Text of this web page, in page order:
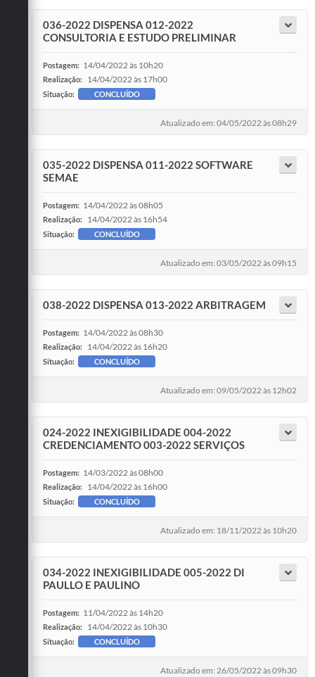
036-2022 DISPENSA 012-2022
CONSULTORIA E ESTUDO PRELIMINAR
Postagem: 14/04/2022 às 10h20
Realização: 14/04/2022 às 17h00
Situação: CONCLUÍDO
Atualizado em: 04/05/2022 às 08h29
035-2022 DISPENSA 011-2022 SOFTWARE
SEMAE
Postagem: 14/04/2022 às 08h05
Realização: 14/04/2022 às 16h54
Situação: CONCLUÍDO
Atualizado em: 03/05/2022 às 09h15
038-2022 DISPENSA 013-2022 ARBITRAGEM
Postagem: 14/04/2022 às 08h30
Realização: 14/04/2022 às 16h20
Situação: CONCLUÍDO
Atualizado em: 09/05/2022 às 12h02
024-2022 INEXIGIBILIDADE 004-2022
CREDENCIAMENTO 003-2022 SERVIÇOS
Postagem: 14/03/2022 às 08h00
Realização: 14/04/2022 às 16h00
Situação: CONCLUÍDO
Atualizado em: 18/11/2022 às 10h20
034-2022 INEXIGIBILIDADE 005-2022 DI
PAULLO E PAULINO
Postagem: 11/04/2022 às 14h20
Realização: 14/04/2022 às 10h30
Situação: CONCLUÍDO
Atualizado em: 26/05/2022 às 09h30